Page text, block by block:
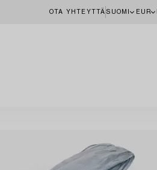
OTA YHTEYTTÄ SUOMI EUR